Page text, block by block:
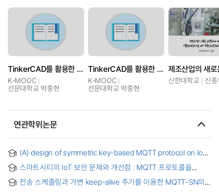
TinkerCAD를 활용한 아두이노 기반 사물인터넷(IoT) 프로그래밍 입문
K-MOOC
선문대학교 박중현
TinkerCAD를 활용한 아두이노 기반 사물인터넷(IoT) 프로그래밍 입문
K-MOOC
선문대학교 박중현
신한대학교 신
연관학위논문
(A) design of symmetric key-based MQTT protocol on IoT
스마트시티의 IoT 보안 문제와 개선점 : MQTT 프로토콜을
City : Focusing on MQTT Protocol
전송 스케줄링과 가변 keep-alive 주기를 이용한 MQTT-SN의